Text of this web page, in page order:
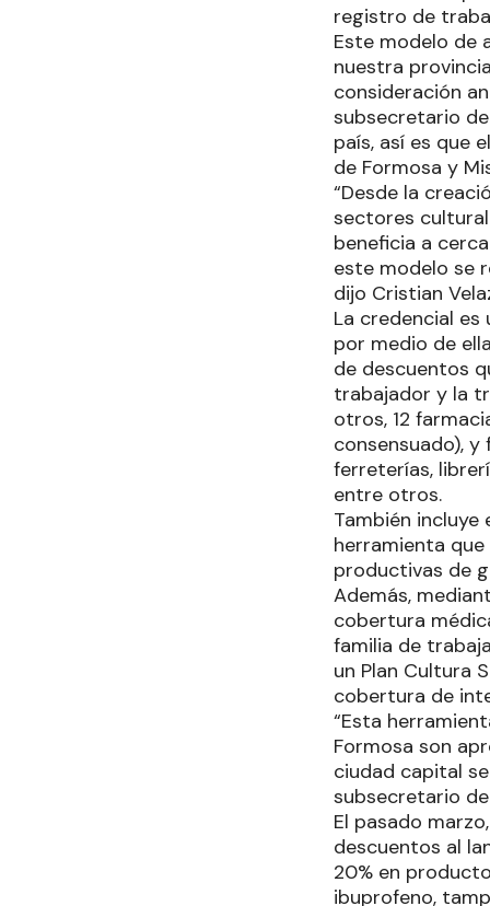
registro de
Este modelo de
nuestra
consideración
subsecretario
país, así es que
de Formosa y
“Desde la
sectores
beneficia a
este modelo se
dijo Cristian
La credencial
por medio de
de descuentos
trabajador y la
otros, 12
consensuado),
ferreterías,
entre otros.
También
herramienta
productivas de
Además,
cobertura
familia de
un Plan Cultura
cobertura de
“Esta
Formosa son
ciudad capital
subsecretario
El pasado
descuentos al
20% en
ibuprofeno,